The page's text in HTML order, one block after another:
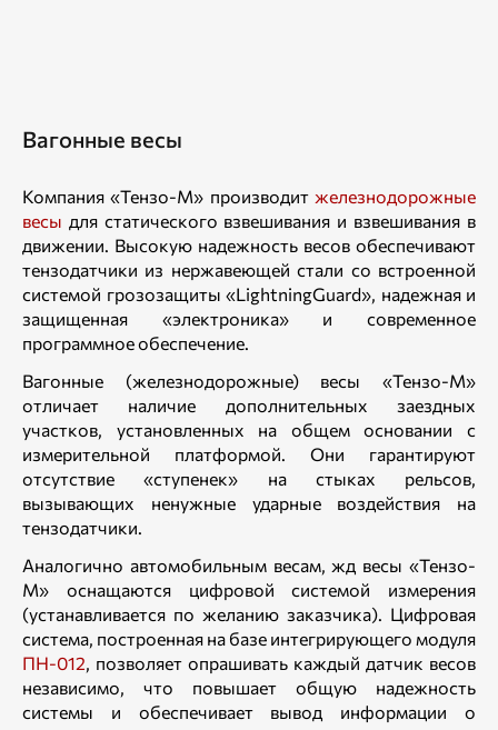
Вагонные весы
Компания «Тензо-М» производит железнодорожные
весы для статического взвешивания и взвешивания в
движении. Высокую надежность весов обеспечивают
тензодатчики из нержавеющей стали со встроенной
системой грозозащиты «LightningGuard», надежная и
защищенная «электроника» и современное
программное обеспечение.
Вагонные (железнодорожные) весы «Тензо-М»
отличает наличие дополнительных заездных
участков, установленных на общем основании с
измерительной платформой. Они гарантируют
отсутствие «ступенек» на стыках рельсов,
вызывающих ненужные ударные воздействия на
тензодатчики.
Аналогично автомобильным весам, жд весы «Тензо-
М» оснащаются цифровой системой измерения
(устанавливается по желанию заказчика). Цифровая
система, построенная на базе интегрирующего модуля
ПН-012 , позволяет опрашивать каждый датчик весов
независимо, что повышает общую надежность
системы и обеспечивает вывод информации о